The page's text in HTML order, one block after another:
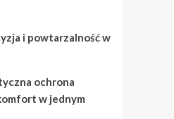
i powtarzalność w
ochrona
w jednym